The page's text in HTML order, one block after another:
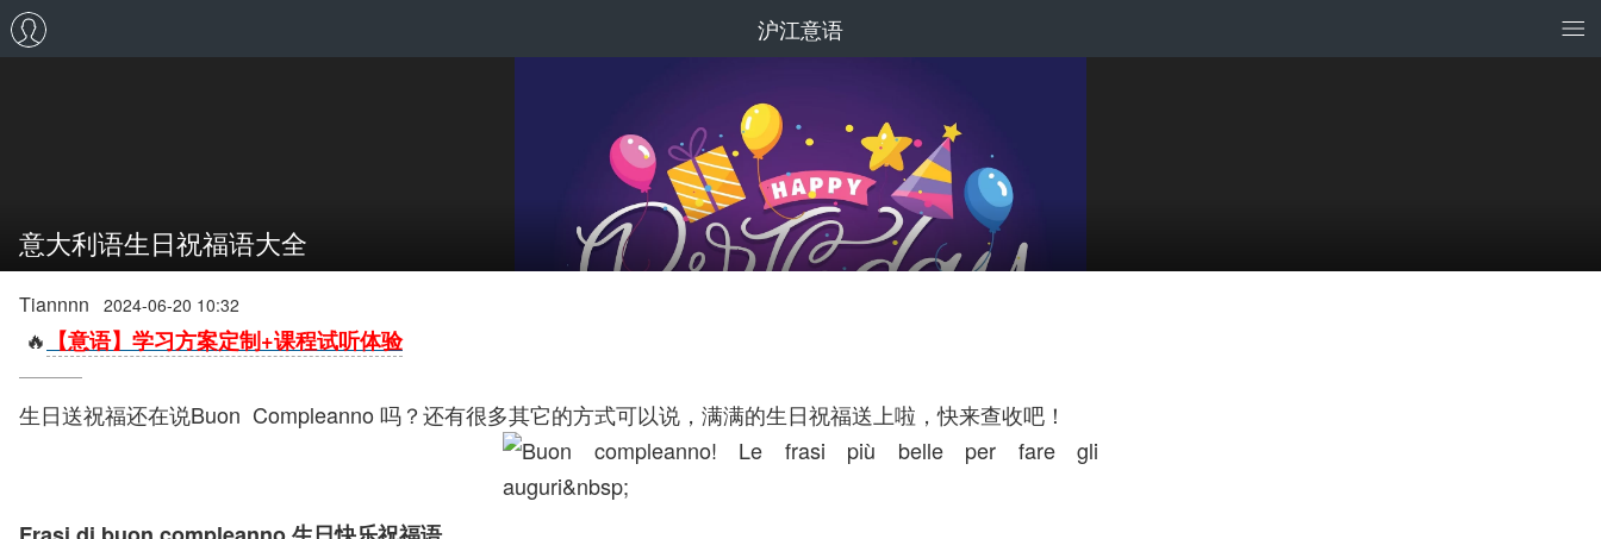
沪江意语
意大利语生日祝福语大全
Tiannnn 2024-06-20 10:32
🔥 【意语】学习方案定制+课程试听体验
生日送祝福还在说Buon Compleanno 吗？还有很多其它的方式可以说，满满的生日祝福送上啦，快来查收吧！